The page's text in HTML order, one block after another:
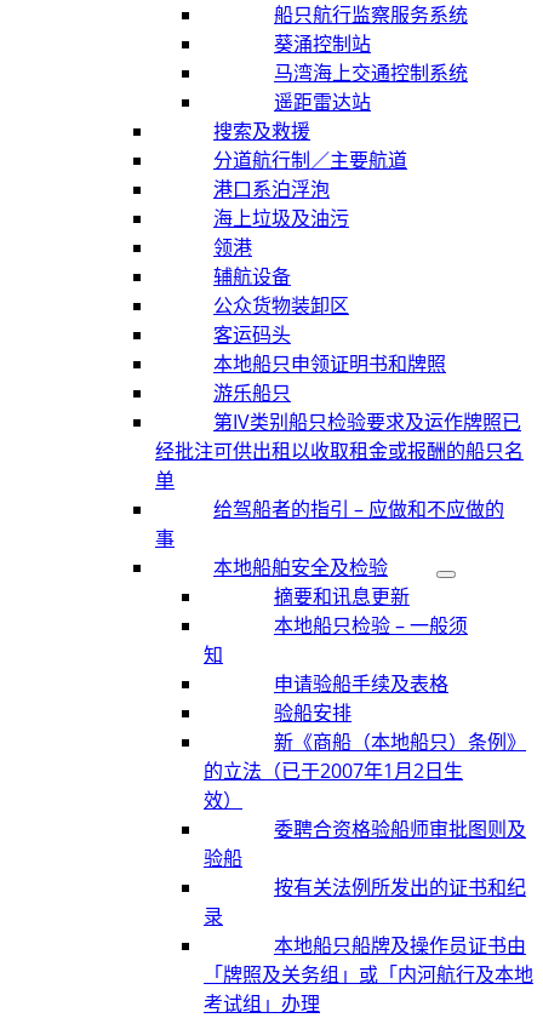
船只航行监察服务系统
葵涌控制站
马湾海上交通控制系统
遥距雷达站
搜索及救援
分道航行制／主要航道
港口系泊浮泡
海上垃圾及油污
领港
辅航设备
公众货物装卸区
客运码头
本地船只申领证明书和牌照
游乐船只
第IV类别船只检验要求及运作牌照已
经批注可供出租以收取租金或报酬的船只名
单
给驾船者的指引 – 应做和不应做的
事
本地船舶安全及检验
摘要和讯息更新
本地船只检验 – 一般须
知
申请验船手续及表格
验船安排
新《商船（本地船只）条例》
的立法（已于2007年1月2日生
效）
委聘合资格验船师审批图则及
验船
按有关法例所发出的证书和纪
录
本地船只船牌及操作员证书由
「牌照及关务组」或「内河航行及本地
考试组」办理